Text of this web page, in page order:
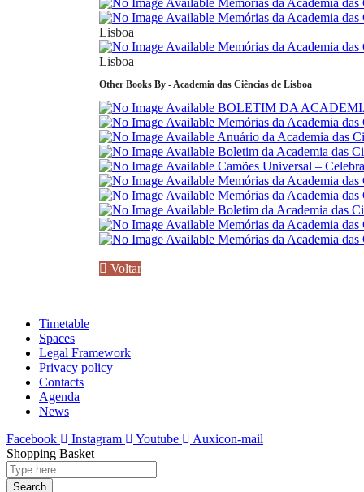
Memórias da Academia
Memórias da Academia
Lisboa
Memórias da Academia
Lisboa
Other Books By - Academia das Ciências de Lisboa
BOLETIM DA
Memórias da Academia
Anuário da Academia das
Boletim da Academia das
Camões Universal –
Memórias da Academia
Memórias da Academia
Boletim da Academia das
Memórias da Academia
Memórias da Academia
Voltar
Timetable
Spaces
Legal Framework
Privacy policy
Contacts
Agenda
News
Facebook
Instagram Youtube
Auxicon-mail
Shopping Basket